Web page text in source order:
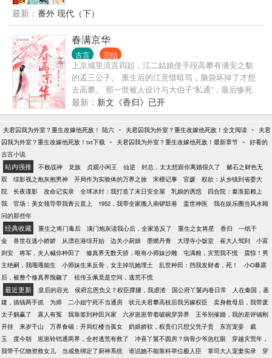
色起意，后来是为色所迷，谁知道这个女人还有多少
面是朕不知道的？ 姜昕玥：皇帝就是后宫中血条最粗
的大boss，打空他的血条，我就能做这深宫宠妃。
Ps:女主一心搞事业，只想富贵荣华，锦衣玉食过一
生，吹拿唱打样样精通，千层套路拿下皇帝。 宣武帝
不重女色，更爱江山，但似乎却栽在了当初自己厌弃
的嫔妃手里。
最新： 番外 现代（下）
春满京华
古言 完结
上京城里流言四起，江二姑娘使手段高攀有潘安之貌
的孟三公子。 重生后的江意惜暗骂，脑袋坏掉了才想
去高攀。 那一世被人设计与大伯子“私通”，最后惨死
在庵堂。 满庭芳菲，花开如锦。这辈子要好好享受人
生，争取活到寿终正寝。 不过，该报的仇要报，该报
的恩嘛……更要报啰。 终于大伯子……
最新： 新文《香归》已开
夫君囚我为外室？重生改嫁他死敌！ 陆六 - 夫君囚我为外室？重生改嫁他死敌！全文阅读 - 夫君
囚我为外室？重生改嫁他死敌！txt下载 - 夫君囚我为外室？重生改嫁他死敌！最新章节 - 好看的
古言小说
站内强推 不败战神 龙族 贞观小闲王 仙逆 封总，太太想跟你离婚很久了
赌石之财色无
双
综影视之炮灰抱男神 开局作为实验体的万界之旅 宋檀记事 官媛
权欲：从乡镇到省委大
院
长夜谍影 改命记实录 全球冰封：我打造了末日安全屋 乳娘的诱惑
四合院：秦淮茹赖上
我
官场：美女领导带我青云直上 1952，我带全家搬入南锣鼓巷 盖世神医
我在娱乐圈当风水顾
问的那些年
经典收藏 重生之将门毒后 满门炮灰读我心后，全家造反了 重生之女将星 香归
一纸千
金
兽世在逃小娇娇 从漂在港综开始 边关小厨娘 墨燃丹青 大理寺小饭堂 崔大人驾到
小富
则安
将军，夫人喊你种田了 修真界无数天骄，唯有小师妹沙雕 屯满粮，灾荒我不慌
震惊！男
主绝嗣，我嘎嘎能生
小师妹生来反骨，女主掉坑她埋土 乱世种田：挡我发财者，死！
小O暴露
后，被整个修真界觊觎了
祖传玉佩竟是空间，逃荒不慌
最近更新 皇后的容光 侯府忘恩负义？权臣撑腰，我虐渣 国公府丫鬟内卷日常
人在秦国，基
建，搞钱两手抓
为师 二小姐宁死不当通房 状元夫君攀高枝后我另嫁权臣
卖身救母后，我带废
太子躺赢了
寡人有冤 我靠签到种田兴家 六岁崽崽带着破碗穿异界
王爷别催婚，我的差评铺刚
开挂
来岁千山 万界食铺：开局红楼当孤女 奶娘娇软，权贵们只想父凭子贵 东宫宠妾
裁
玉
度今朝 崽崽铃铛通两界，全村逃荒有救了 冲喜丫鬟不圆房？病骨少爷急红眼
穿越灾荒年，
我带千亿物资救女儿
当咸鱼绑定了厨神系统 谁说她不能靠科举位极人臣 掌司大人宠妻实录
穿